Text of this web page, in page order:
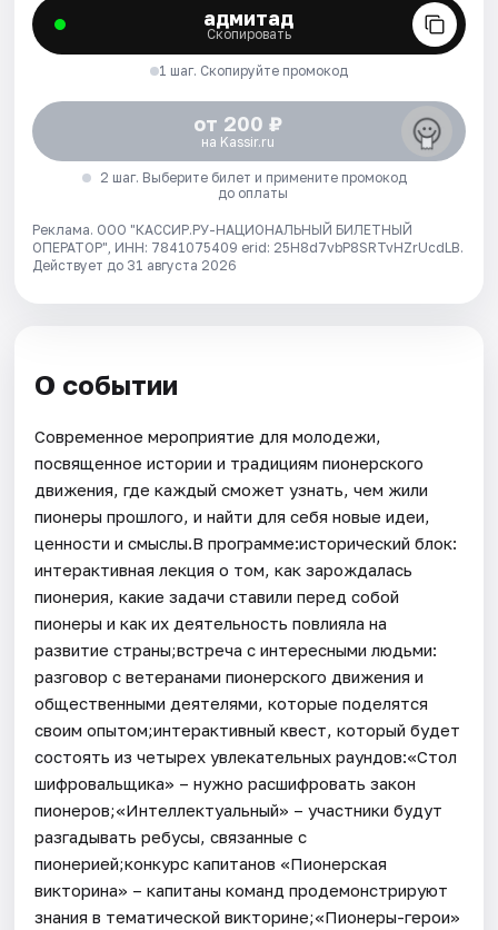
адмитад
Скопировать
1 шаг. Скопируйте промокод
от 200 ₽
на Kassir.ru
2 шаг. Выберите билет и примените промокод
до оплаты
Реклама. ООО "КАССИР.РУ-НАЦИОНАЛЬНЫЙ БИЛЕТНЫЙ
ОПЕРАТОР", ИНН: 7841075409 erid: 25H8d7vbP8SRTvHZrUcdLB.
Действует до 31 августа 2026
О событии
Современное мероприятие для молодежи,
посвященное истории и традициям пионерского
движения, где каждый сможет узнать, чем жили
пионеры прошлого, и найти для себя новые идеи,
ценности и смыслы.В программе:исторический блок:
интерактивная лекция о том, как зарождалась
пионерия, какие задачи ставили перед собой
пионеры и как их деятельность повлияла на
развитие страны;встреча с интересными людьми:
разговор с ветеранами пионерского движения и
общественными деятелями, которые поделятся
своим опытом;интерактивный квест, который будет
состоять из четырех увлекательных раундов:«Стол
шифровальщика» – нужно расшифровать закон
пионеров;«Интеллектуальный» – участники будут
разгадывать ребусы, связанные с
пионерией;конкурс капитанов «Пионерская
викторина» – капитаны команд продемонстрируют
знания в тематической викторине;«Пионеры-герои»